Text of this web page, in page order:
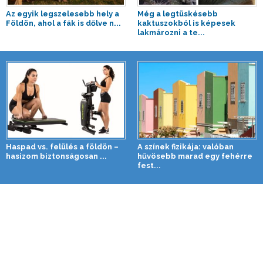
Az egyik legszelesebb hely a
Földön, ahol a fák is dőlve n...
Még a legtüskésebb
kaktuszokból is képesek
lakmározni a te...
Haspad vs. felülés a földön –
hasizom biztonságosan ...
A színek fizikája: valóban
hűvösebb marad egy fehérre
fest...